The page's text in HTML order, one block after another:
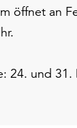
öffnet an
24. und 31.